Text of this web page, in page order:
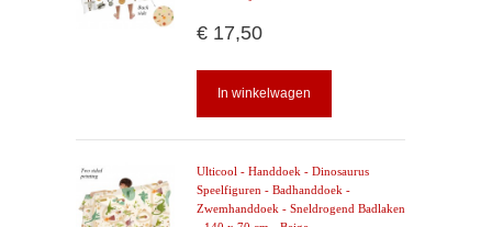
€ 17,50
In winkelwagen
Ulticool - Handdoek - Dinosaurus
Speelfiguren - Badhanddoek -
Zwemhanddoek - Sneldrogend Badlaken